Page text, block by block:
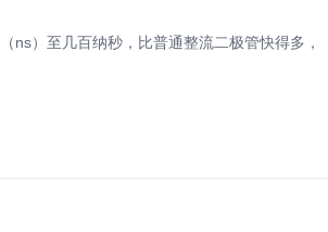
ns）至几百纳秒，比普通整流二极管快得多，